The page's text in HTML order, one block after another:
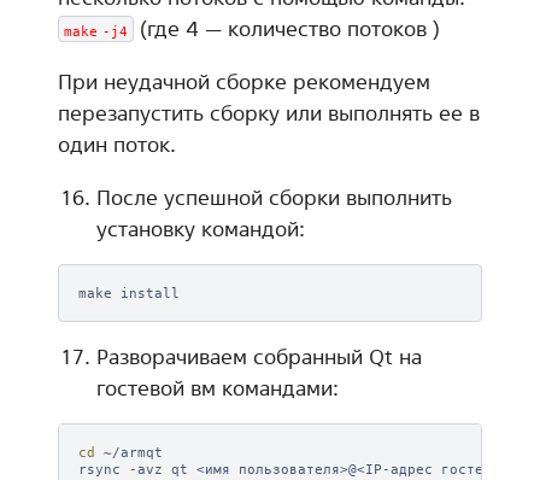
make -j4 (где 4 — количество потоков )
При неудачной сборке рекомендуем
перезапустить сборку или выполнять ее в
один поток.
После успешной сборки выполнить
установку командой:
make
Разворачиваем собранный Qt на
гостевой вм командами:
cd
~/armqt
rsync
-avz qt <имя пользователя>@<IP-адрес гостевой